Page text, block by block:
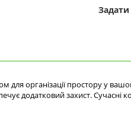
організації простору у
додатковий захист.